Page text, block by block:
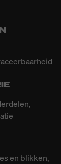
en blikken,